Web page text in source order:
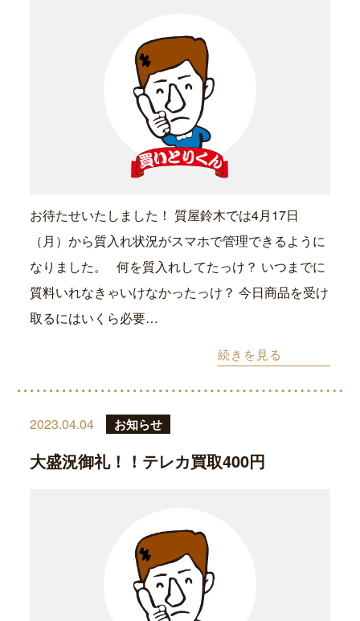
お待たせいたしました！ 質屋鈴木では4月17日
（月）から質入れ状況がスマホで管理できるように
なりました。 何を質入れしてたっけ？ いつまでに
質料いれなきゃいけなかったっけ？ 今日商品を受け
取るにはいくら必要…
続きを見る
2023.04.04 お知らせ
大盛況御礼！！テレカ買取400円